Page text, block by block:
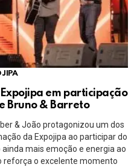
em participação
Bruno & Barreto
& João protagonizou um dos
da Expojipa ao participar do
mais emoção e energia ao
reforça o excelente momento